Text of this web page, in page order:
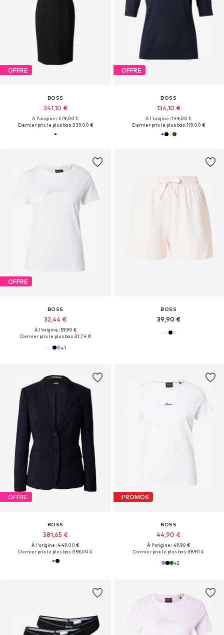
OFFRE
BOSS
341,10 €
À l'origine : 379,00 €
Dernier prix le plus bas :339,00 €
OFFRE
BOSS
134,10 €
À l'origine : 149,00 €
Dernier prix le plus bas :119,00 €
OFFRE
BOSS
32,44 €
À l'origine : 59,90 €
Dernier prix le plus bas :31,74 €
+1
BOSS
39,90 €
OFFRE
BOSS
381,65 €
À l'origine : 449,00 €
Dernier prix le plus bas :359,00 €
PROMOS
BOSS
44,90 €
À l'origine : 49,90 €
Dernier prix le plus bas :39,90 €
+2